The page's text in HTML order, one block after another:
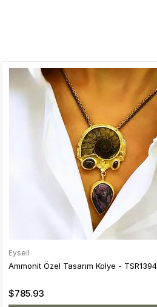
Eysell
Ammonit Özel Tasarım Kolye - TSR1394
$785.93